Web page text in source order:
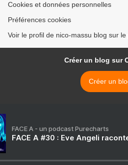
Cookies et données personnelles
Préférences cookies
Voir le profil de nico-massu blog sur
Créer un blog sur
Créer un
FACE A - un podcast Purecharts
FACE A #30 : Eve Angeli